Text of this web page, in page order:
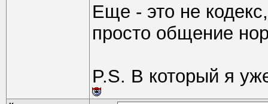
Еще - это не
просто общение
P.S. В который я